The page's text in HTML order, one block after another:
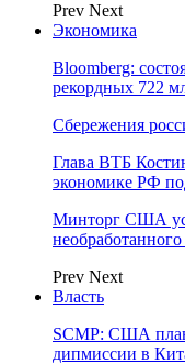
Prev Next
Экономика
Bloomberg:
рекордных 722
Сбережения
Глава ВТБ
экономике РФ
Минторг США
Prev Next
Власть
SCMP: США
дипмиссии в